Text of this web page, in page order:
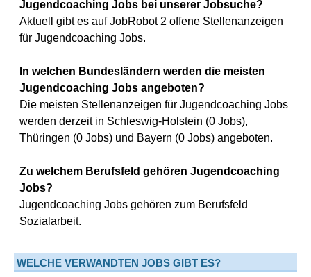
Jugendcoaching Jobs bei unserer Jobsuche?
Aktuell gibt es auf JobRobot 2 offene Stellenanzeigen
für Jugendcoaching Jobs.
In welchen Bundesländern werden die meisten
Jugendcoaching Jobs angeboten?
Die meisten Stellenanzeigen für Jugendcoaching Jobs
werden derzeit in Schleswig-Holstein (0 Jobs),
Thüringen (0 Jobs) und Bayern (0 Jobs) angeboten.
Zu welchem Berufsfeld gehören Jugendcoaching
Jobs?
Jugendcoaching Jobs gehören zum Berufsfeld
Sozialarbeit.
WELCHE VERWANDTEN JOBS GIBT ES?